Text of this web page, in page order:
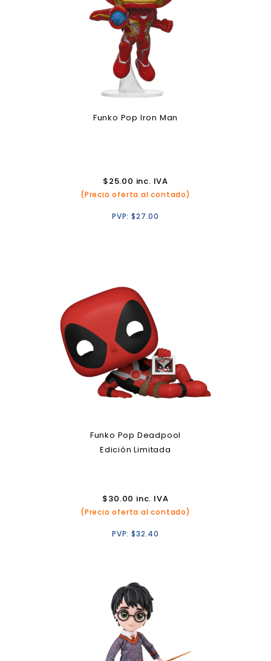
Funko Pop Iron Man
$25.00 inc. IVA
(Precio oferta al contado)
PVP:$27.00
Funko Pop Deadpool
Edición Limitada
$30.00 inc. IVA
(Precio oferta al contado)
PVP:$32.40